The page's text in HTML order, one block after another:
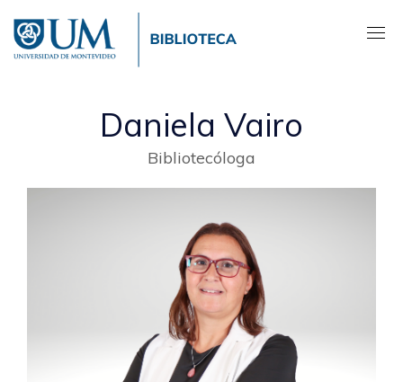
contenido
principal
Daniela Vairo
Bibliotecóloga